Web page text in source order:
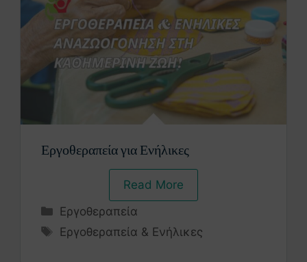
Εργοθεραπεία για Ενήλικες
Read More
Εργοθεραπεία
Εργοθεραπεία & Ενήλικες